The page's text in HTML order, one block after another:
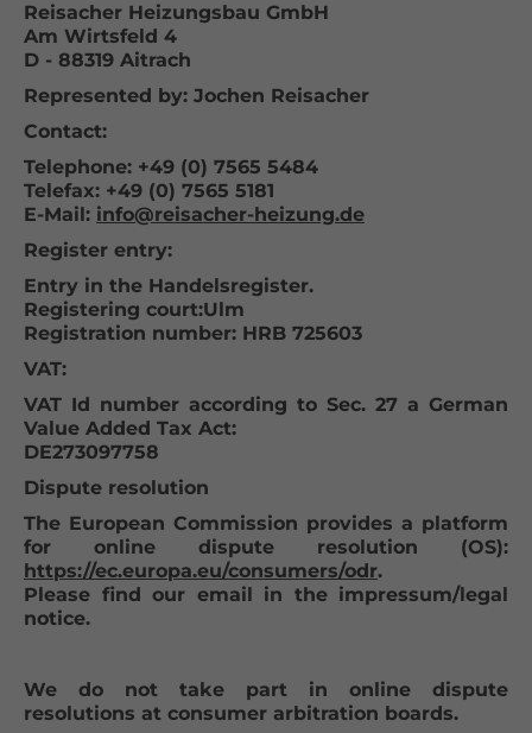
Reisacher Heizungsbau GmbH
Am Wirtsfeld 4
D - 88319 Aitrach
Represented by: Jochen Reisacher
Contact:
Telephone: +49 (0) 7565 5484
Telefax: +49 (0) 7565 5181
E-Mail: info@reisacher-heizung.de
Register entry:
Entry in the Handelsregister.
Registering court:Ulm
Registration number: HRB 725603
VAT:
VAT Id number according to Sec. 27 a German
Value Added Tax Act:
DE273097758
Dispute resolution
The European Commission provides a platform
for online dispute resolution (OS):
https://ec.europa.eu/consumers/odr.
Please find our email in the impressum/legal
notice.
We do not take part in online dispute
resolutions at consumer arbitration boards.